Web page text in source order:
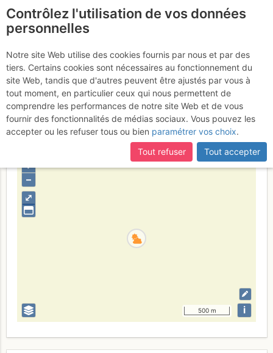
Col du Rasoir : Combe
de Sosay depuis le Chouet
Dimanche 9 avril 2017
Haute-Savoie
⤢
+
–
500 m i
Contrôlez l'utilisation de vos données
personnelles
Notre site Web utilise des cookies fournis par nous et par des
tiers. Certains cookies sont nécessaires au fonctionnement du
site Web, tandis que d'autres peuvent être ajustés par vous à
tout moment, en particulier ceux qui nous permettent de
comprendre les performances de notre site Web et de vous
fournir des fonctionnalités de médias sociaux. Vous pouvez les
accepter ou les refuser tous ou bien paramétrer vos choix.
Tout refuser
Tout accepter